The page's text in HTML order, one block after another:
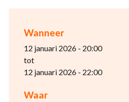
Wanneer
12 januari 2026 - 20:00
tot
12 januari 2026 - 22:00
Waar